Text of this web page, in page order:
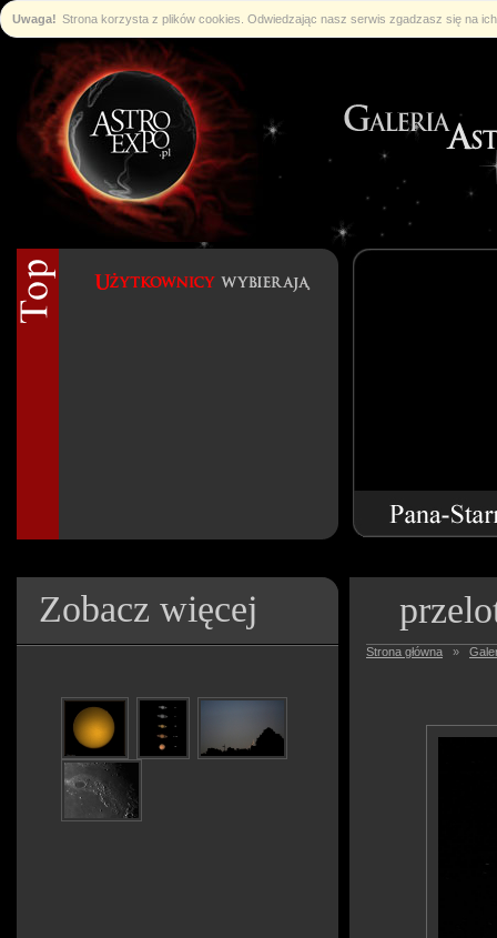
Uwaga! Strona korzysta z plików cookies. Odwiedzając nasz serwis zgadzasz się na
Zobacz więcej
Strona główna »